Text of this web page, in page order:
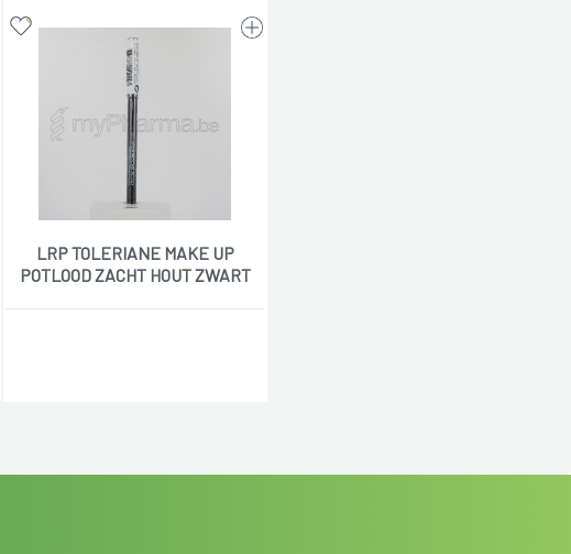
LRP TOLERIANE MAKE UP
POTLOOD ZACHT HOUT ZWART